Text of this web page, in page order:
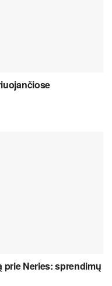
Neries: sprendimų